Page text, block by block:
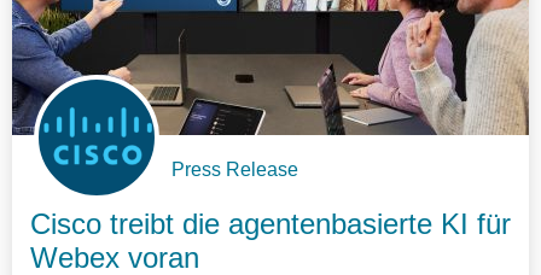
Press Release
Cisco treibt die agentenbasierte KI für
Webex voran